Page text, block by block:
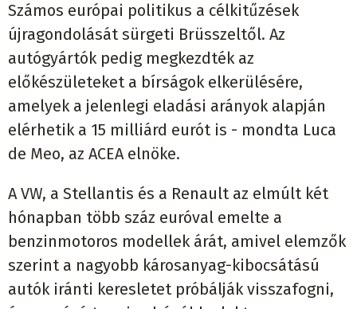
Számos európai politikus a célkitűzések
újragondolását sürgeti Brüsszeltől. Az
autógyártók pedig megkezdték az
előkészületeket a bírságok elkerülésére,
amelyek a jelenlegi eladási arányok alapján
elérhetik a 15 milliárd eurót is - mondta Luca
de Meo, az ACEA elnöke.
A VW, a Stellantis és a Renault az elmúlt két
hónapban több száz euróval emelte a
benzinmotoros modellek árát, amivel elemzők
szerint a nagyobb károsanyag-kibocsátású
autók iránti keresletet próbálják visszafogni,